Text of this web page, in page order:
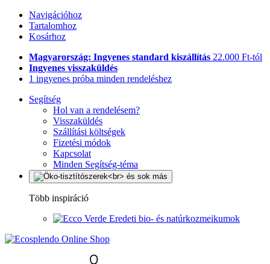
Navigációhoz
Tartalomhoz
Kosárhoz
Magyarország: Ingyenes standard kiszállítás 22.000 Ft-tól
Ingyenes visszaküldés
1 ingyenes próba minden rendeléshez
Segítség
Hol van a rendelésem?
Visszaküldés
Szállítási költségek
Fizetési módok
Kapcsolat
Minden Segítség-téma
Több inspiráció
Eredeti bio- és natúrkozmeikumok